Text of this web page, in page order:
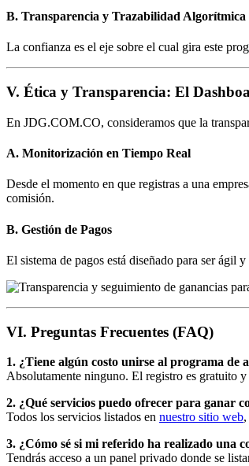
B. Transparencia y Trazabilidad Algorítmica
La confianza es el eje sobre el cual gira este
V. Ética y Transparencia: El
En JDG.COM.CO, consideramos que la
A. Monitorización en Tiempo Real
Desde el momento en que registras a una
comisión.
B. Gestión de Pagos
El sistema de pagos está diseñado para ser ágil
VI. Preguntas Frecuentes (FAQ)
1. ¿Tiene algún costo unirse al programa de
Absolutamente ninguno. El registro es gratuito
2. ¿Qué servicios puedo ofrecer para ganar
Todos los servicios listados en nuestro sitio web
3. ¿Cómo sé si mi referido ha realizado una
Tendrás acceso a un panel privado donde se